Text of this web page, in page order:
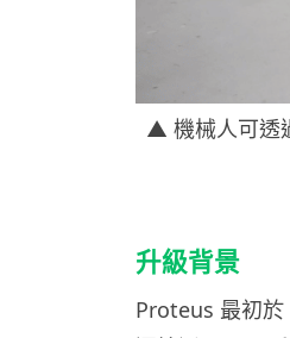
▲ 機械人可透
升級背景
Proteus 最初於